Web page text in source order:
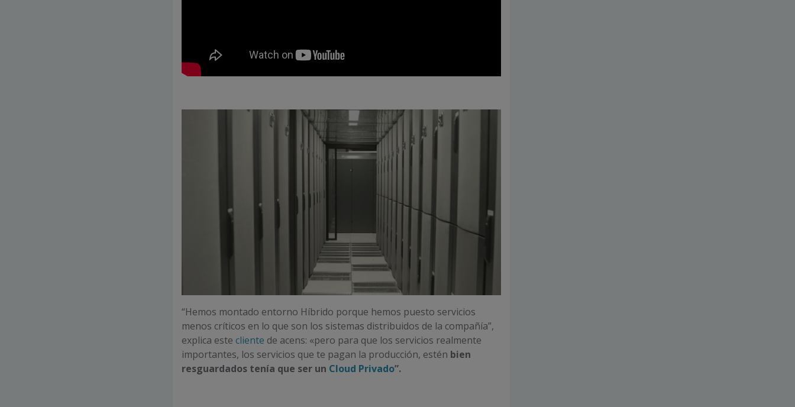
“Hemos montado entorno Híbrido porque hemos puesto servicios
menos críticos en lo que son los sistemas distribuidos de la compañía”,
explica este cliente de acens: «pero para que los servicios realmente
importantes, los servicios que te pagan la producción, estén bien
resguardados tenía que ser un Cloud Privado”.